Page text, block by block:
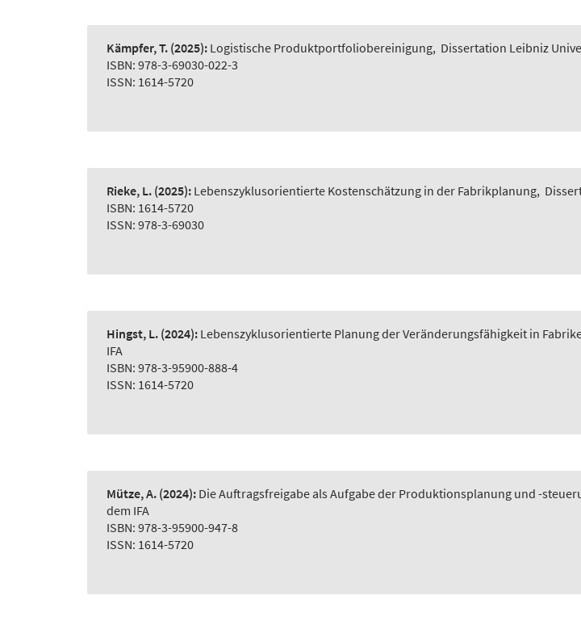
Kämpfer, T. (2025): Logistische Produktportfoliobereinigung, Dissertation Leibniz
ISBN: 978-3-69030-022-3
ISSN: 1614-5720
Rieke, L. (2025): Lebenszyklusorientierte Kostenschätzung in der Fabrikplanung,
ISBN: 1614-5720
ISSN: 978-3-69030
Hingst, L. (2024): Lebenszyklusorientierte Planung der Veränderungsfähigkeit in
IFA
ISBN: 978-3-95900-888-4
ISSN: 1614-5720
Mütze, A. (2024): Die Auftragsfreigabe als Aufgabe der Produktionsplanung und -
dem IFA
ISBN: 978-3-95900-947-8
ISSN: 1614-5720